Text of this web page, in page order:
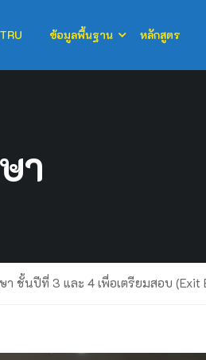
ข้อมูลพื้นฐาน หลักสูตร
า
ชั้นปีที่ 3 และ 4 เพื่อเตรียมสอบ (Exit